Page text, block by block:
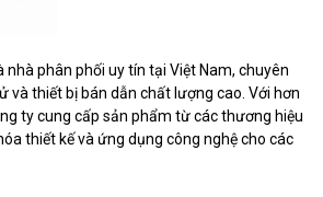
nhà phân phối uy tín tại Việt Nam, chuyên
và thiết bị bán dẫn chất lượng cao. Với hơn
ty cung cấp sản phẩm từ các thương hiệu
thiết kế và ứng dụng công nghệ cho các